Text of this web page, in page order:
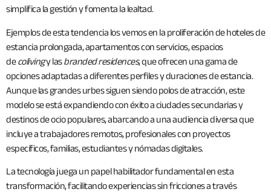
simplifica la gestión y fomenta la lealtad.
Ejemplos de esta tendencia los vemos en la proliferación de hoteles de
estancia prolongada, apartamentos con servicios, espacios
decolivingy lasbranded residences, que ofrecen una gama de
opciones adaptadas a diferentes perfiles y duraciones de estancia.
Aunque las grandes urbes siguen siendo polos de atracción, este
modelo se está expandiendo con éxito a ciudades secundarias y
destinos de ocio populares, abarcando a una audiencia diversa que
incluye a trabajadores remotos, profesionales con proyectos
específicos, familias, estudiantes y nómadas digitales.
La tecnología juega un papel habilitador fundamental en esta
transformación, facilitando experiencias sin fricciones a través